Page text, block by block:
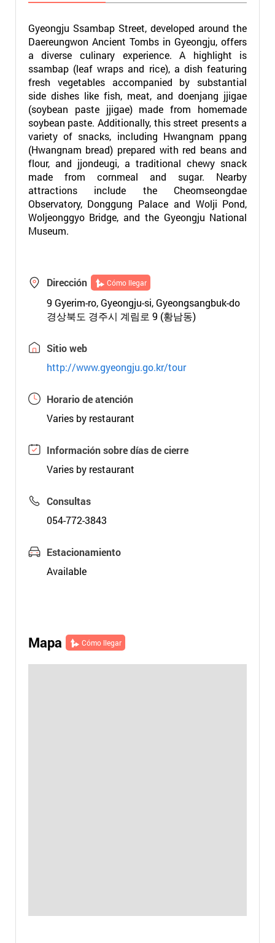
Gyeongju Ssambap Street, developed around the
Daereungwon Ancient Tombs in Gyeongju, offers
a diverse culinary experience. A highlight is
ssambap (leaf wraps and rice), a dish featuring
fresh vegetables accompanied by substantial
side dishes like fish, meat, and doenjang jjigae
(soybean paste jjigae) made from homemade
soybean paste. Additionally, this street presents a
variety of snacks, including Hwangnam ppang
(Hwangnam bread) prepared with red beans and
flour, and jjondeugi, a traditional chewy snack
made from cornmeal and sugar. Nearby
attractions include the Cheomseongdae
Observatory, Donggung Palace and Wolji Pond,
Woljeonggyo Bridge, and the Gyeongju National
Museum.
Dirección Cómo llegar
9 Gyerim-ro, Gyeongju-si, Gyeongsangbuk-do
경상북도 경주시 계림로 9 (황남동)
Sitio web
http://www.gyeongju.go.kr/tour
Horario de atención
Varies by restaurant
Información sobre días de cierre
Varies by restaurant
Consultas
054-772-3843
Estacionamiento
Available
Mapa Cómo llegar